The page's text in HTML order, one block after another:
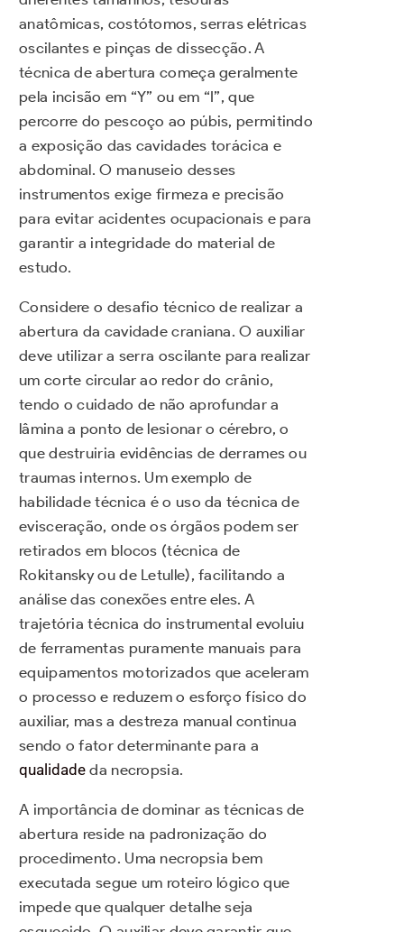
anatômicas, costótomos, serras elétricas
oscilantes e pinças de dissecção. A
técnica de abertura começa geralmente
pela incisão em “Y” ou em “I”, que
percorre do pescoço ao púbis, permitindo
a exposição das cavidades torácica e
abdominal. O manuseio desses
instrumentos exige firmeza e precisão
para evitar acidentes ocupacionais e para
garantir a integridade do material de
estudo.
Considere o desafio técnico de realizar a
abertura da cavidade craniana. O auxiliar
deve utilizar a serra oscilante para realizar
um corte circular ao redor do crânio,
tendo o cuidado de não aprofundar a
lâmina a ponto de lesionar o cérebro, o
que destruiria evidências de derrames ou
traumas internos. Um exemplo de
habilidade técnica é o uso da técnica de
evisceração, onde os órgãos podem ser
retirados em blocos (técnica de
Rokitansky ou de Letulle), facilitando a
análise das conexões entre eles. A
trajetória técnica do instrumental evoluiu
de ferramentas puramente manuais para
equipamentos motorizados que aceleram
o processo e reduzem o esforço físico do
auxiliar, mas a destreza manual continua
sendo o fator determinante para a
qualidade da necropsia.
A importância de dominar as técnicas de
abertura reside na padronização do
procedimento. Uma necropsia bem
executada segue um roteiro lógico que
impede que qualquer detalhe seja